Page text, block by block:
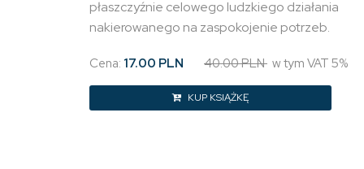
płaszczyźnie celowego ludzkiego działania
nakierowanego na zaspokojenie potrzeb.
Cena: 17.00 PLN 40.00 PLN w tym VAT 5%
KUP KSIĄŻKĘ